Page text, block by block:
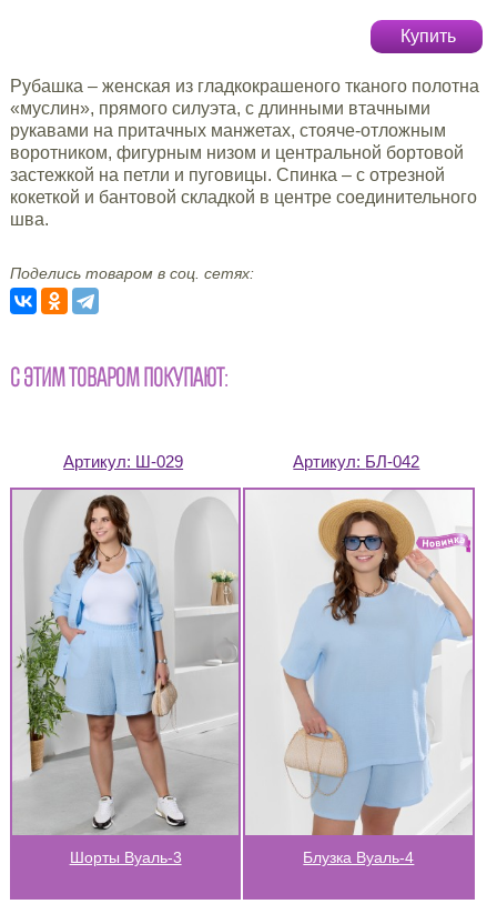
Купить
Рубашка – женская из гладкокрашеного тканого полотна
«муслин», прямого силуэта, с длинными втачными
рукавами на притачных манжетах, стояче-отложным
воротником, фигурным низом и центральной бортовой
застежкой на петли и пуговицы. Спинка – с отрезной
кокеткой и бантовой складкой в центре соединительного
шва.
Поделись товаром в соц. сетях:
С ЭТИМ ТОВАРОМ ПОКУПАЮТ:
Артикул: Ш-029
Шорты Вуаль-3
Артикул: БЛ-042
Блузка Вуаль-4